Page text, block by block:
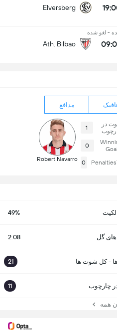
Elversberg
- لغو شده
Ath. Bilbao
مدافع
در
1
Goal
0
0
Robert Navarro
49%
گل 2.08
- کل شوت ها 21
چارچوب 11
همه